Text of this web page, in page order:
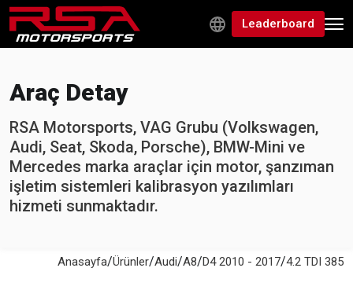
Leaderboard
Araç Detay
RSA Motorsports, VAG Grubu (Volkswagen,
Audi, Seat, Skoda, Porsche), BMW-Mini ve
Mercedes marka araçlar için motor, şanzıman
işletim sistemleri kalibrasyon yazılımları
hizmeti sunmaktadır.
Anasayfa/Ürünler/Audi/A8/D4 2010 - 2017/4.2 TDI 385